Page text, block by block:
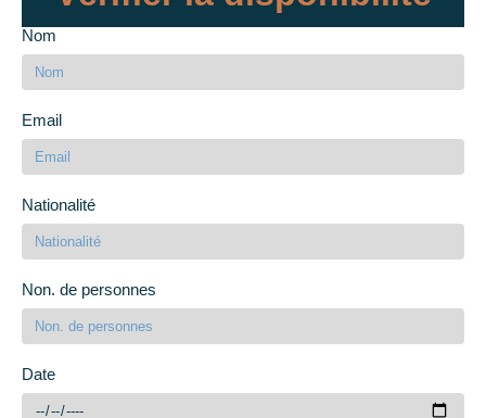
Nom
Email
Nationalité
Non. de personnes
Date